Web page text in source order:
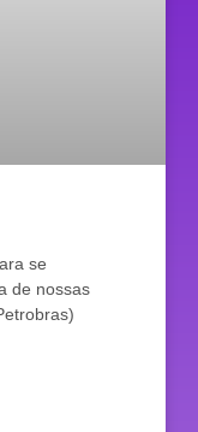
se
de nossas